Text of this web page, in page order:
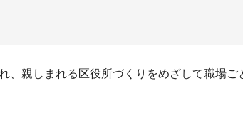
親しまれる区役所づくりをめざして職場ご